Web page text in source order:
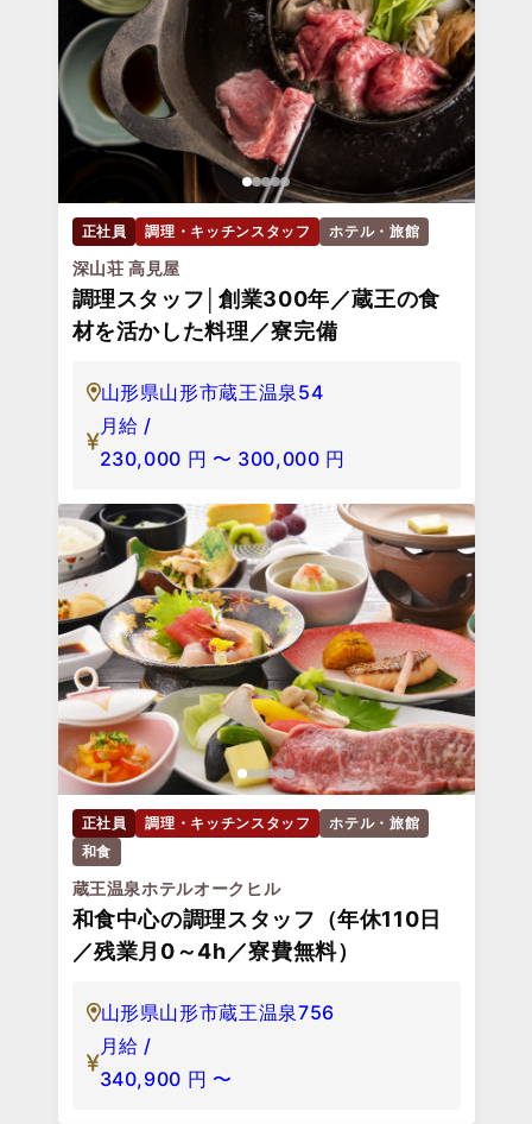
正社員 調理・キッチンスタッフ ホテル・旅館
深山荘 高見屋
調理スタッフ│創業300年／蔵王の食
材を活かした料理／寮完備
山形県山形市蔵王温泉54
月給 /
230,000 円 〜 300,000 円
正社員 調理・キッチンスタッフ
ホテル・旅館
和食
蔵王温泉ホテルオークヒル
和食中心の調理スタッフ（年休110日
／残業月0～4h／寮費無料）
山形県山形市蔵王温泉756
月給 /
340,900 円 〜